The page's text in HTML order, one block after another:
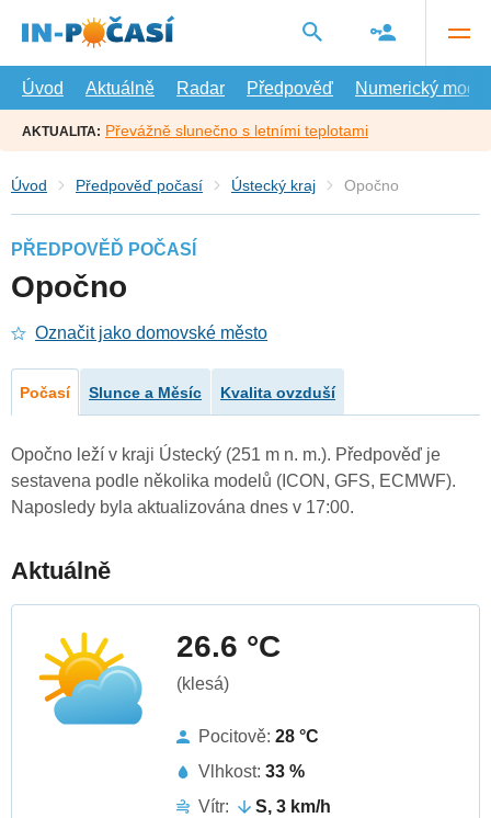
hlavní
Úvod
Aktuálně Radar Předpověď Numerický model
AKTUALITA: Převážně slunečno s letními teplotami
Úvod Předpověď počasí Ústecký kraj Opočno
PŘEDPOVĚĎ POČASÍ
Opočno
Označit jako domovské město
Počasí Slunce a Měsíc Kvalita ovzduší
Opočno leží v kraji Ústecký (251 m n. m.). Předpověď je
sestavena podle několika modelů (ICON, GFS, ECMWF).
Naposledy byla aktualizována dnes v 17:00.
Aktuálně
26.6 °C
(klesá)
Pocitově: 28 °C
Vlhkost: 33 %
Vítr:
S, 3 km/h